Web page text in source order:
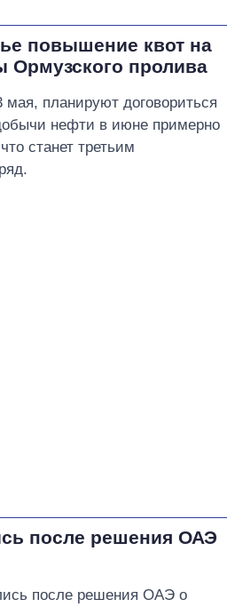
повышение квот на
Ормузского пролива
планируют договориться
нефти в июне примерно
станет третьим
после решения ОАЭ
после решения ОАЭ о